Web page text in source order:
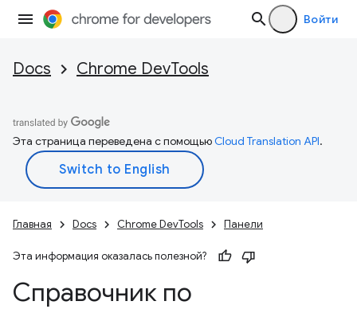
Войти
Docs Chrome DevTools
Эта страница переведена с помощьюCloud Translation API.
Главная Docs Chrome DevTools Панели
Эта информация оказалась полезной?
Справочник по